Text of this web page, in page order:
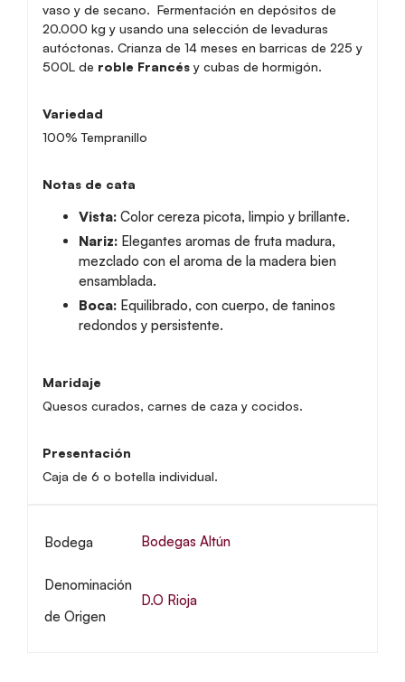
vaso y de secano. Fermentación en depósitos de
20.000 kg y usando una selección de levaduras
autóctonas. Crianza de 14 meses en barricas de 225 y
500L de roble Francésy cubas de hormigón.
Variedad
100% Tempranillo
Notas de cata
Vista:Color cereza picota, limpio y brillante.
Nariz:Elegantes aromas de fruta madura,
mezclado con el aroma de la madera bien
ensamblada.
Boca:Equilibrado, con cuerpo, de taninos
redondos y persistente.
Maridaje
Quesos curados, carnes de caza y cocidos.
Presentación
Caja de 6 o botella individual.
Bodega Bodegas Altún
Denominación
de Origen
D.O Rioja